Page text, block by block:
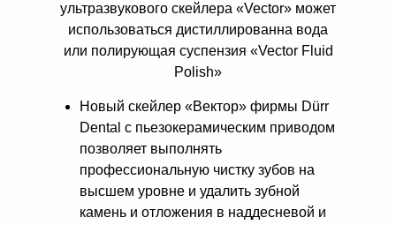
ультразвукового скейлера «Vector» может
использоваться дистиллированна вода
или полирующая суспензия «Vector Fluid
Polish»
Новый скейлер «Вектор» фирмы Dürr
Dental с пьезокерамическим приводом
позволяет выполнять
профессиональную чистку зубов на
высшем уровне и удалить зубной
камень и отложения в наддесневой и